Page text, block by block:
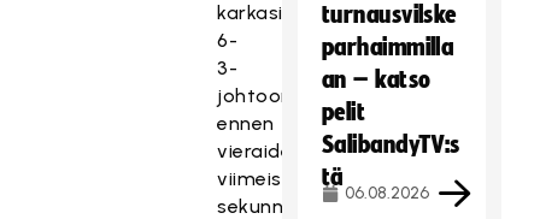
karkasi
6-
3-
johtoon
ennen
vieraiden
viimeisen
sekunnin
turnausvilske
parhaimmilla
an – katso
pelit
SalibandyTV:s
tä
06.08.2026